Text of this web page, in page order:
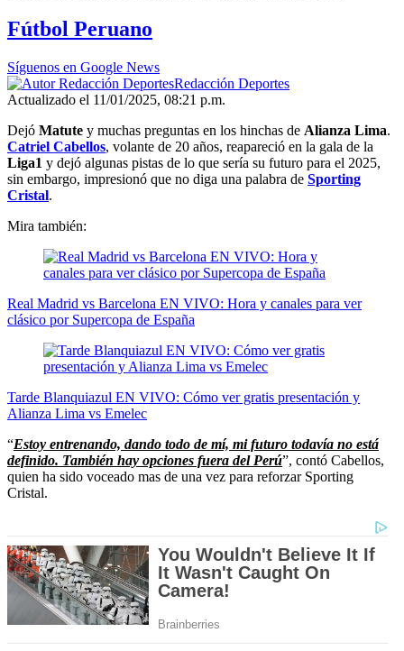
of
30
Fútbol Peruano
Síguenos en Google News
Redacción Deportes
Actualizado el 11/01/2025, 08:21 p.m.
Dejó Matute y muchas preguntas en los hinchas de Alianza Lima.
Catriel Cabellos, volante de 20 años, reapareció en la gala de la
Liga1 y dejó algunas pistas de lo que sería su futuro para el 2025,
sin embargo, impresionó que no diga una palabra de Sporting
Cristal.
Mira también:
Real Madrid vs Barcelona EN VIVO: Hora y canales para ver
clásico por Supercopa de España
Tarde Blanquiazul EN VIVO: Cómo ver gratis presentación y
Alianza Lima vs Emelec
“Estoy entrenando, dando todo de mí, mi futuro todavía no está
definido. También hay opciones fuera del Perú”, contó Cabellos,
quien ha sido voceado mas de una vez para reforzar Sporting
Cristal.